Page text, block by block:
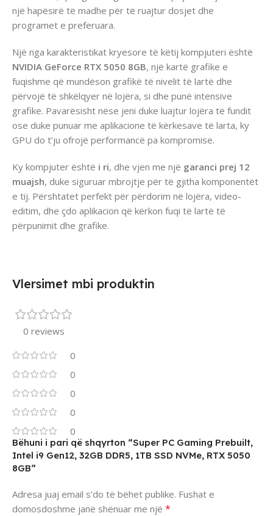
një hapësirë të madhe për të ruajtur dosjet dhe
programet e preferuara.
Një nga karakteristikat kryesore të këtij kompjuteri është
NVIDIA GeForce RTX 5050 8GB, një kartë grafike e
fuqishme që mundëson grafikë të nivelit të lartë dhe
përvojë të shkëlqyer në lojëra, si dhe punë intensive
grafike. Pavarësisht nëse jeni duke luajtur lojëra të fundit
ose duke punuar me aplikacione të kërkesave të larta, ky
GPU do t’ju ofrojë performancë pa kompromise.
Ky kompjuter është i ri, dhe vjen me një garanci prej 12
muajsh, duke siguruar mbrojtje për të gjitha komponentët
e tij. Përshtatet perfekt për përdorim në lojëra, video-
editim, dhe çdo aplikacion që kërkon fuqi të lartë të
përpunimit dhe grafike.
Vlersimet mbi produktin
0 reviews
0
0
0
0
0
Bëhuni i pari që shqyrton “Super PC Gaming Prebuilt,
Intel i9 Gen12, 32GB DDR5, 1TB SSD NVMe, RTX 5050
8GB”
Adresa juaj email s’do të bëhet publike. Fushat e
domosdoshme janë shënuar me një *